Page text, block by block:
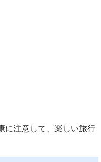
に注意して、楽しい旅行